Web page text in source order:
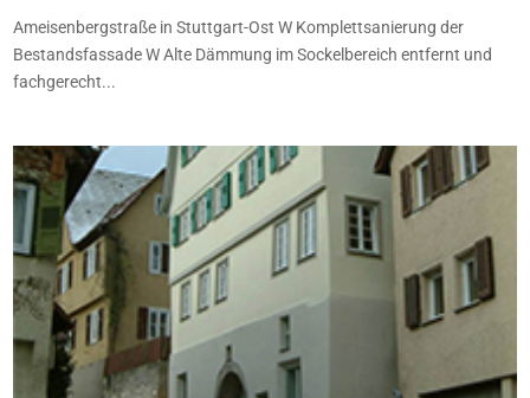
Ameisenbergstraße in Stuttgart-Ost W Komplettsanierung der
Bestandsfassade W Alte Dämmung im Sockelbereich entfernt und
fachgerecht...